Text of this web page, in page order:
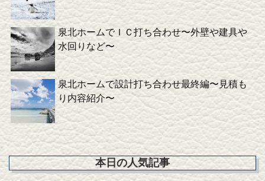
泉北ホームでＩＣ打ち合わせ〜外壁や建具や
水回りなど〜
泉北ホームで設計打ち合わせ最終編〜見積も
り内容紹介〜
本日の人気記事